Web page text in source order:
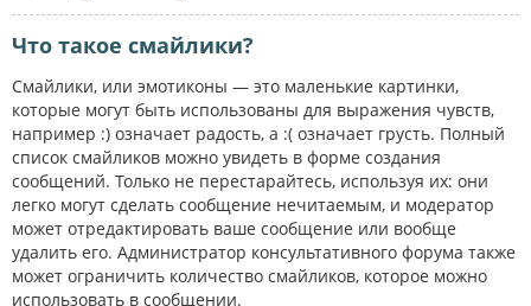
Что такое смайлики?
Смайлики, или эмотиконы — это маленькие картинки,
которые могут быть использованы для выражения чувств,
например :) означает радость, а :( означает грусть. Полный
список смайликов можно увидеть в форме создания
сообщений. Только не перестарайтесь, используя их: они
легко могут сделать сообщение нечитаемым, и модератор
может отредактировать ваше сообщение или вообще
удалить его. Администратор консультативного форума также
может ограничить количество смайликов, которое можно
использовать в сообщении.